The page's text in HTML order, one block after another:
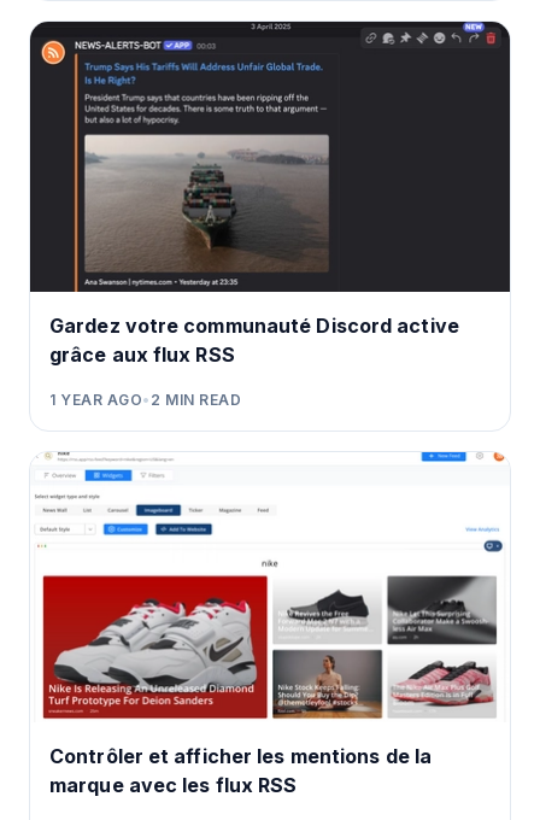
Gardez votre communauté Discord active
grâce aux flux RSS
1 YEAR AGO• 2 MIN READ
Contrôler et afficher les mentions de la
marque avec les flux RSS